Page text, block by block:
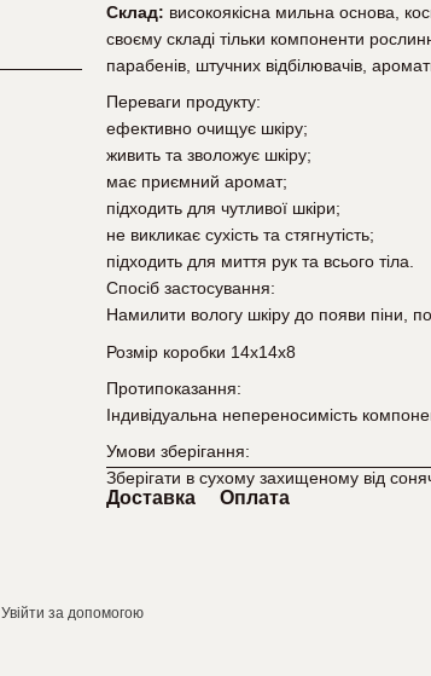
Склад: високоякісна мильна основа,
своєму складі тільки компоненти
парабенів, штучних відбілювачів,
Переваги продукту:
ефективно очищує шкіру;
живить та зволожує шкіру;
має приємний аромат;
підходить для чутливої шкіри;
не викликає сухість та стягнутість;
підходить для миття рук та всього тіла.
Спосіб застосування:
Намилити вологу шкіру до появи піни,
Розмір коробки 14х14х8
Протипоказання:
Індивідуальна непереносимість
Умови зберігання:
Зберігати в сухому захищеному від
Доставка Оплата
Увійти за допомогою